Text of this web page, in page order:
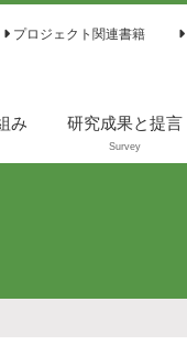
プロジェクト関連書籍
み 研究成果と提言
Survey